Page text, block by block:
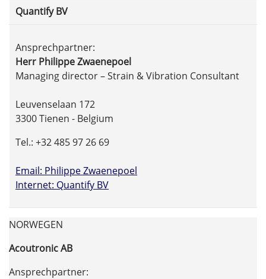
Quantify BV
Ansprechpartner:
Herr Philippe Zwaenepoel
Managing director – Strain & Vibration Consultant
Leuvenselaan 172
3300 Tienen - Belgium
Tel.: +32 485 97 26 69
Email: Philippe Zwaenepoel
Internet: Quantify BV
NORWEGEN
Acoutronic AB
Ansprechpartner: